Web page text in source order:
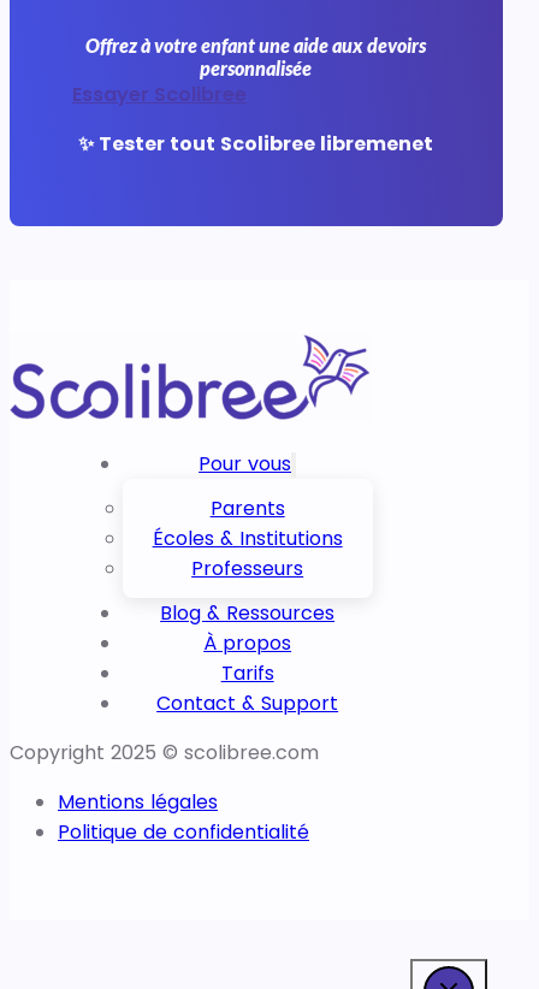
Offrez à votre enfant une aide aux devoirs
personnalisée
Essayer Scolibree
✨ Tester tout Scolibree libremenet
Pour vous
Parents
Écoles & Institutions
Professeurs
Blog & Ressources
À propos
Tarifs
Contact & Support
Copyright 2025 © scolibree.com
Mentions légales
Politique de confidentialité